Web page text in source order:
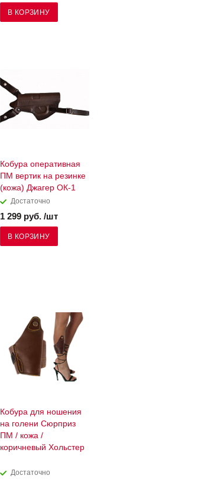
В КОРЗИНУ
Кобура оперативная
ПМ вертик на резинке
(кожа) Джагер ОК-1
Достаточно
1 299 руб. /шт
В КОРЗИНУ
Кобура для ношения
на голени Сюрприз
ПМ / кожа /
коричневый Хольстер
Достаточно